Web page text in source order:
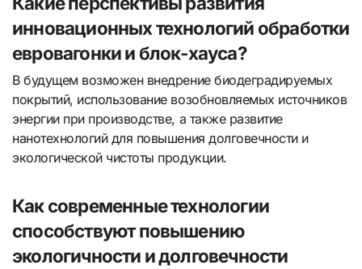
инновационных технологий обработки
евровагонки и блок-хауса?
В будущем возможен внедрение биодеградируемых
покрытий, использование возобновляемых источников
энергии при производстве, а также развитие
нанотехнологий для повышения долговечности и
экологической чистоты продукции.
Как современные технологии
способствуют повышению
экологичности и долговечности